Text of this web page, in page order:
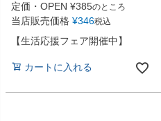
定価・OPEN ¥385のところ
当店販売価格 ¥346税込
【生活応援フェア開催中】
カートに入れる